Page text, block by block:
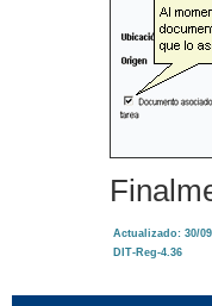
Actualizado: 30/
DIT-Reg-4.36